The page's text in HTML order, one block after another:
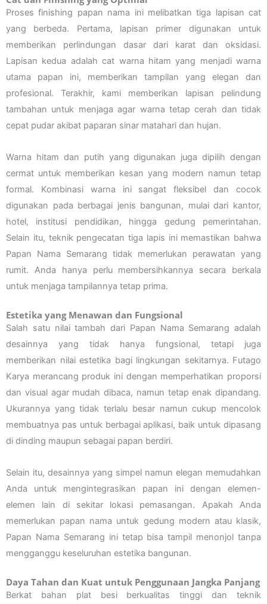
Proses finishing papan nama ini melibatkan tiga lapisan cat
yang berbeda. Pertama, lapisan primer digunakan untuk
memberikan perlindungan dasar dari karat dan oksidasi.
Lapisan kedua adalah cat warna hitam yang menjadi warna
utama papan ini, memberikan tampilan yang elegan dan
profesional. Terakhir, kami memberikan lapisan pelindung
tambahan untuk menjaga agar warna tetap cerah dan tidak
cepat pudar akibat paparan sinar matahari dan hujan.
Warna hitam dan putih yang digunakan juga dipilih dengan
cermat untuk memberikan kesan yang modern namun tetap
formal. Kombinasi warna ini sangat fleksibel dan cocok
digunakan pada berbagai jenis bangunan, mulai dari kantor,
hotel, institusi pendidikan, hingga gedung pemerintahan.
Selain itu, teknik pengecatan tiga lapis ini memastikan bahwa
Papan Nama Semarang tidak memerlukan perawatan yang
rumit. Anda hanya perlu membersihkannya secara berkala
untuk menjaga tampilannya tetap prima.
Estetika yang Menawan dan Fungsional
Salah satu nilai tambah dari Papan Nama Semarang adalah
desainnya yang tidak hanya fungsional, tetapi juga
memberikan nilai estetika bagi lingkungan sekitarnya. Futago
Karya merancang produk ini dengan memperhatikan proporsi
dan visual agar mudah dibaca, namun tetap enak dipandang.
Ukurannya yang tidak terlalu besar namun cukup mencolok
membuatnya pas untuk berbagai aplikasi, baik untuk dipasang
di dinding maupun sebagai papan berdiri.
Selain itu, desainnya yang simpel namun elegan memudahkan
Anda untuk mengintegrasikan papan ini dengan elemen-
elemen lain di sekitar lokasi pemasangan. Apakah Anda
memerlukan papan nama untuk gedung modern atau klasik,
Papan Nama Semarang ini tetap bisa tampil menonjol tanpa
mengganggu keseluruhan estetika bangunan.
Daya Tahan dan Kuat untuk Penggunaan Jangka Panjang
Berkat bahan plat besi berkualitas tinggi dan teknik